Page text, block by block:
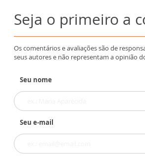
Seja o primeiro a
Os comentários e avaliações são de
seus autores e não representam a opinião
Seu nome
Seu e-mail